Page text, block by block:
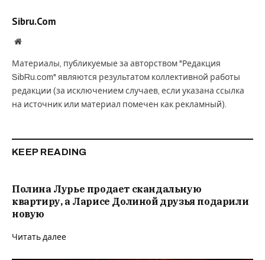
Sibru.Com
Website
Материалы, публикуемые за авторством "Редакция
SibRu.com" являются результатом коллективной работы
редакции (за исключением случаев, если указана ссылка
на источник или материал помечен как рекламный).
KEEP READING
Полина Лурье продает скандальную
квартиру, а Ларисе Долиной друзья подарили
новую
Читать далее